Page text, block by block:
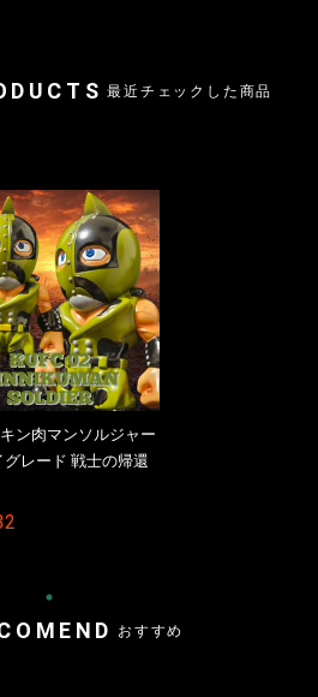
最近チェックした商品
キン肉マンソルジャー
グレード 戦士の帰還
おすすめ